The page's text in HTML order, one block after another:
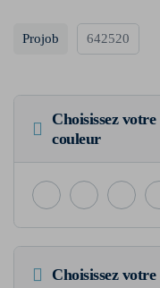
Projob 642520
Choisissez votre
couleur
Choisissez